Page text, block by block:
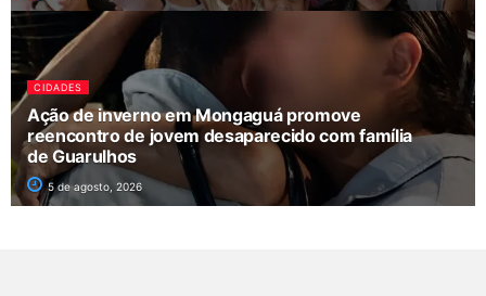
CIDADES
Ação de inverno em Mongaguá promove
reencontro de jovem desaparecido com família
de Guarulhos
5 de agosto, 2026